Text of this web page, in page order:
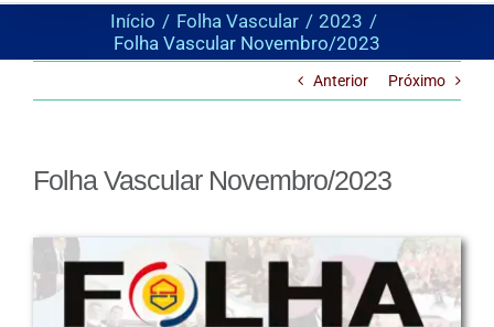
Início Folha Vascular
2023
Folha Vascular Novembro/2023
Anterior Próximo
Folha Vascular Novembro/2023